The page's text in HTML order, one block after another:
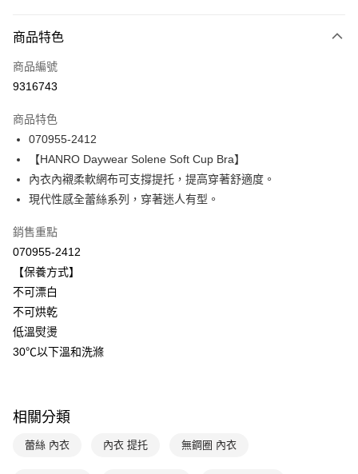
信用卡一次付款
信用卡分期付款
合作金庫商業銀行
華南商業銀行
上海商業儲蓄銀行
台北富邦商業銀行
國泰世華商業銀行
兆豐國際商業銀行
臺灣中小企業銀行
台中商業銀行
聯邦商業銀行
台新國際商業銀行
台灣樂天信用卡公司
Apple Pay
悠遊付
ATM付款
運送方式
付款後全家取貨$888免運-以PackAge+配客嘉循環箱包裝寄出
每筆NT$90，滿NT$888(含以上)免運費
付款後7-11取貨
每筆NT$90，滿NT$1,000(含以上)免運費
商品特色
商品編號
9316743
商品特色
070955-2412
【HANRO Daywear Solene Soft Cup Bra】
內衣內襯柔軟網布可支撐提托，提高穿著舒適度。
現代性感全蕾絲系列，穿著迷人有型。
銷售重點
070955-2412
【保養方式】
不可漂白
不可烘乾
低溫熨燙
30℃以下溫和洗滌
相關分類
蕾絲 內衣 內衣 提托 無鋼圈 內衣